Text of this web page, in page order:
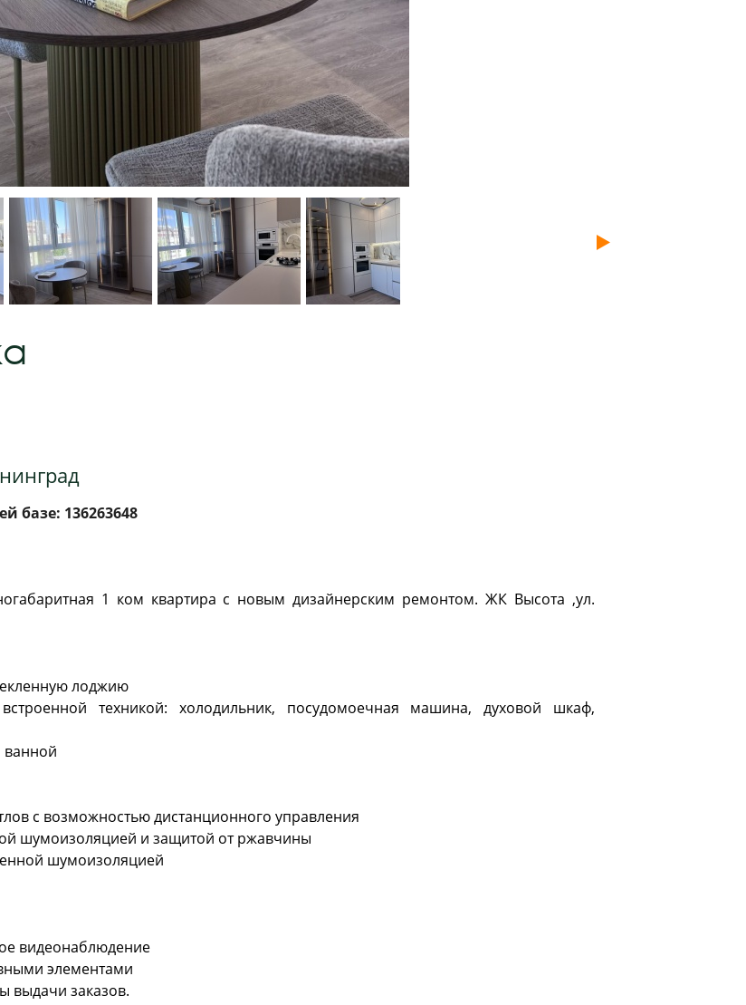
базе: 136263648
1 ком квартира с новым дизайнерским ремонтом. ЖК Высота ,ул.
лоджию
техникой: холодильник, посудомоечная машина, духовой шкаф,
ванной
с возможностью дистанционного управления
шумоизоляцией и защитой от ржавчины
шумоизоляцией
видеонаблюдение
элементами
выдачи заказов.